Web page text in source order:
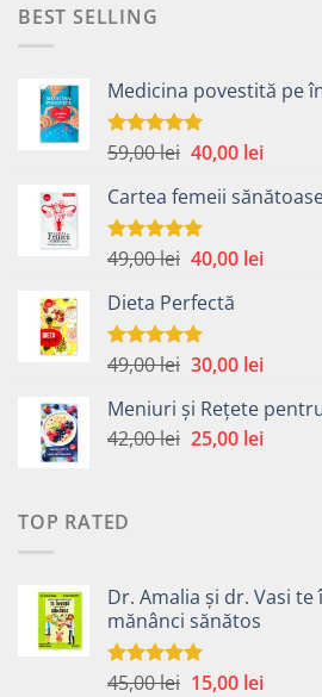
BEST SELLING
Medicina povestită pe
Evaluat la
59,00lei Prețul
a
fost:
59,00 lei.
40,00 leiPrețul
este:
Cartea femeii
Evaluat la
49,00lei Prețul
a
fost:
49,00 lei.
40,00 leiPrețul
Dieta Perfectă
Evaluat la
49,00lei Prețul
a
fost:
30,00 leiPrețul
este:
30,00
Meniuri și Rețete
42,00lei Prețul
25,00 leiPrețul
TOP RATED
Dr. Amalia și dr. Vasi te
mănânci sănătos
Evaluat la
45,00lei Prețul
15,00 leiPrețul